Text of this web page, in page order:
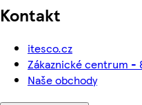
Kontakt
itesco.cz
Zákaznické centrum -
Naše obchody